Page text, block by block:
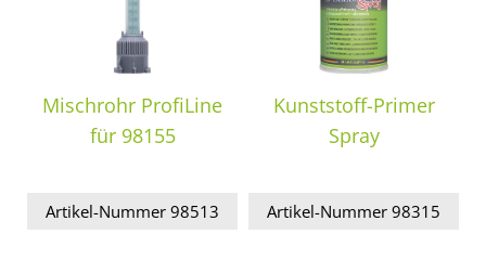
Mischrohr ProfiLine
für 98155
Artikel-Nummer 98513
Kunststoff-Primer
Spray
Artikel-Nummer 98315